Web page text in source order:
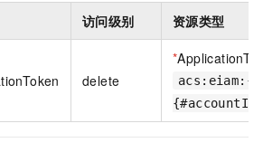
访问级别 资源类型
delete
*